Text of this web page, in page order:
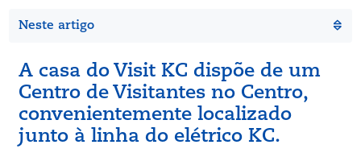
Neste artigo
A casa do Visit KC dispõe de um
Centro de Visitantes no Centro,
convenientemente localizado
junto à linha do elétrico KC.